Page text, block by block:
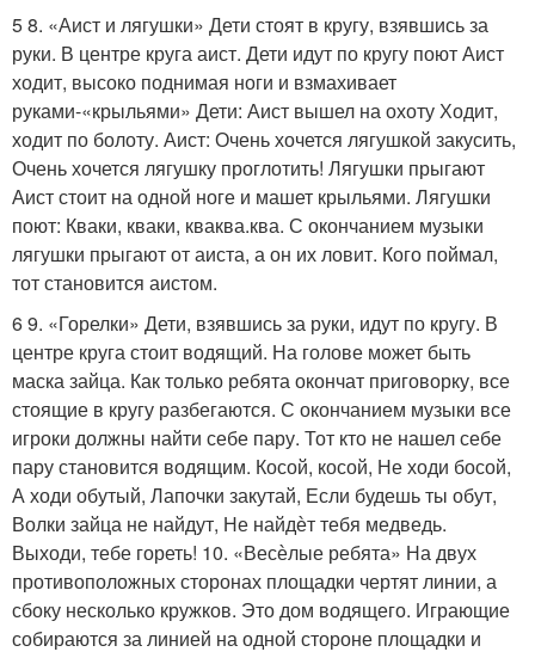
5 8. «Аист и лягушки» Дети стоят в кругу, взявшись за
руки. В центре круга аист. Дети идут по кругу поют Аист
ходит, высоко поднимая ноги и взмахивает
руками-«крыльями» Дети: Аист вышел на охоту Ходит,
ходит по болоту. Аист: Очень хочется лягушкой закусить,
Очень хочется лягушку проглотить! Лягушки прыгают
Аист стоит на одной ноге и машет крыльями. Лягушки
поют: Кваки, кваки, кваква.ква. С окончанием музыки
лягушки прыгают от аиста, а он их ловит. Кого поймал,
тот становится аистом.
6 9. «Горелки» Дети, взявшись за руки, идут по кругу. В
центре круга стоит водящий. На голове может быть
маска зайца. Как только ребята окончат приговорку, все
стоящие в кругу разбегаются. С окончанием музыки все
игроки должны найти себе пару. Тот кто не нашел себе
пару становится водящим. Косой, косой, Не ходи босой,
А ходи обутый, Лапочки закутай, Если будешь ты обут,
Волки зайца не найдут, Не найдѐт тебя медведь.
Выходи, тебе гореть! 10. «Весѐлые ребята» На двух
противоположных сторонах площадки чертят линии, а
сбоку несколько кружков. Это дом водящего. Играющие
собираются за линией на одной стороне площадки и